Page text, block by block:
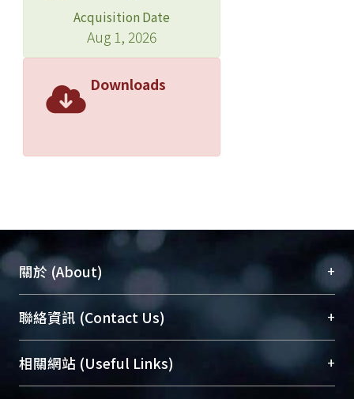
Acquisition Date
Aug 1, 2026
Downloads
關於 (About) +
臺大位居世界頂尖大學之列，為永久珍藏及向國際
展現本校豐碩的研究成果及學術能量，圖書館整合
機構典藏（NTUR）與學術庫（AH）不同功能平
台，成為臺大學術典藏NTU scholars。期能整合研
聯絡資訊 (Contact Us) +
總館學科館員(Main Library)
醫學圖書館學科館員(Medical Library)
相關網站 (Useful Links) +